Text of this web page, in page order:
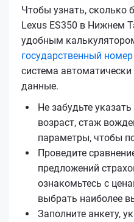
Чтобы узнать, сколько
Lexus ES350 в Нижнем
удобным
государственный
система
данные.
Не забудьте
возраст, стаж
параметры, чтобы
Проведите
предложений
ознакомьтесь с
выбрать наиболее
Заполните анкету,